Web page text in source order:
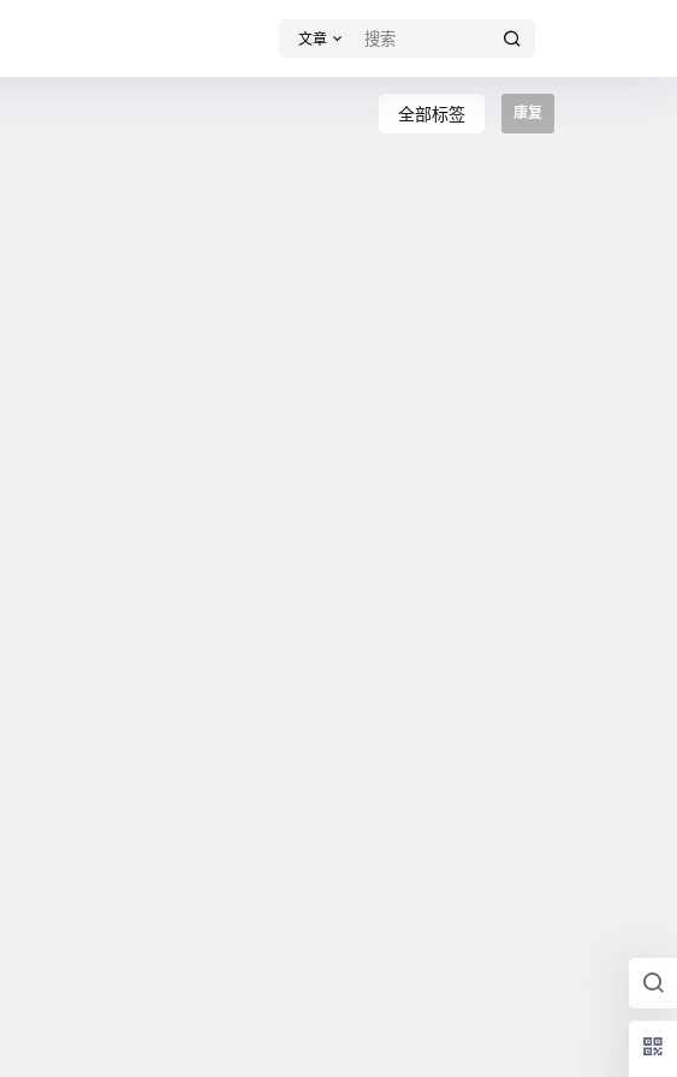
文章
全部标签 康复